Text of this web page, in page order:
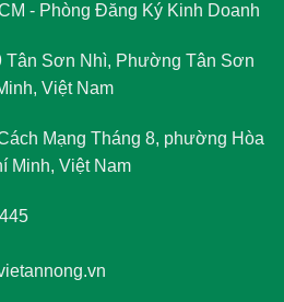
- Phòng Đăng Ký Kinh Doanh
Tân Sơn Nhì, Phường Tân Sơn
Việt Nam
Mạng Tháng 8, phường Hòa
Minh, Việt Nam